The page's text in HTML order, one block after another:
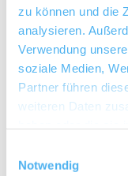
zu können und die
analysieren.
Verwendung
soziale Medien,
Partner führen
weiteren Daten
Notwendig